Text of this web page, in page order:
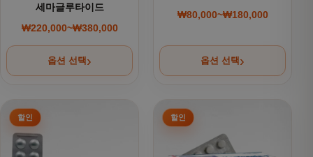
세마글루타이드
₩220,000~₩380,000
가격 범위: ₩220,000~₩380,000
옵션 선택
₩80,000~₩180,000
가격 범위:
옵션 선택
여러 상품 옵션이 이 상품에 있습니다. 상품 페이지에서 옵션
여러 상품 옵션이 이 상품에